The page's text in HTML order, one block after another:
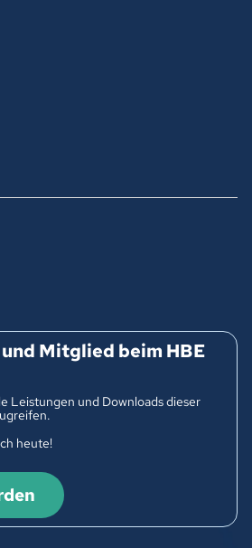
Mitglied beim HBE
Leistungen und Downloads dieser
heute!